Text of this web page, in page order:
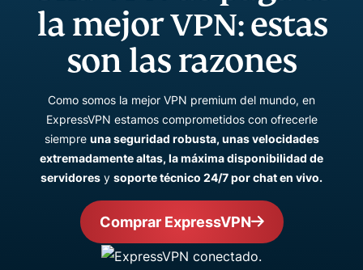
la mejor VPN: estas
son las razones
Como somos la mejor VPN premium del mundo, en
ExpressVPN estamos comprometidos con ofrecerle
siempre una seguridad robusta, unas velocidades
extremadamente altas, la máxima disponibilidad de
servidores y soporte técnico 24/7 por chat en vivo.
Comprar ExpressVPN